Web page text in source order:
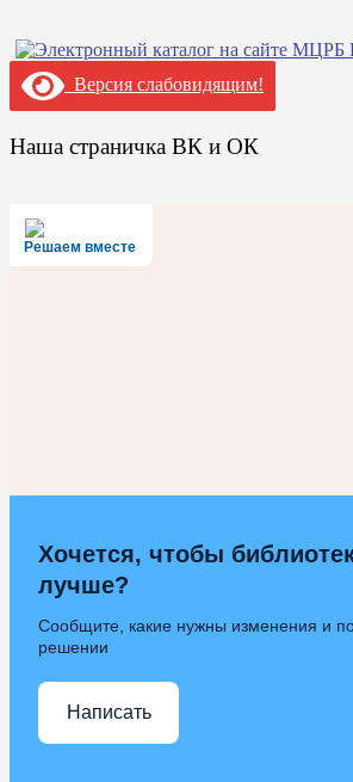
Версия слабовидящим!
Наша страничка ВК и ОК
Решаем вместе
Хочется, чтобы
лучше?
Сообщите, какие нужны изменения и
решении
Написать